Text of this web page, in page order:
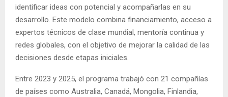
identificar ideas con potencial y acompañarlas en su
desarrollo. Este modelo combina financiamiento, acceso a
expertos técnicos de clase mundial, mentoría continua y
redes globales, con el objetivo de mejorar la calidad de las
decisiones desde etapas iniciales.
Entre 2023 y 2025, el programa trabajó con 21 compañías
de países como Australia, Canadá, Mongolia, Finlandia,